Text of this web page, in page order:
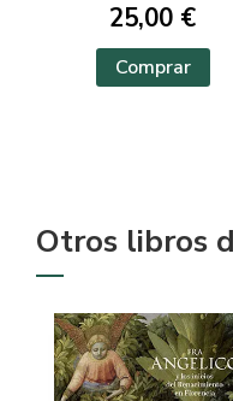
25,00 €
Comprar
Otros libros